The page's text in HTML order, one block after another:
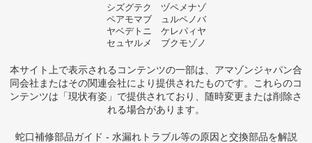
シズグテク ヅペメナゾ
ペアモマブ ュルペノバ
ヤベデトニ ケレパィヤ
セュヤルメ ブクモゾノ
本サイト上で表示されるコンテンツの一部は、アマゾンジャパン合
同会社またはその関連会社により提供されたものです。これらのコ
ンテンツは「現状有姿」で提供されており、随時変更または削除さ
れる場合があります。
蛇口補修部品ガイド - 水漏れトラブル等の原因と交換部品を解説